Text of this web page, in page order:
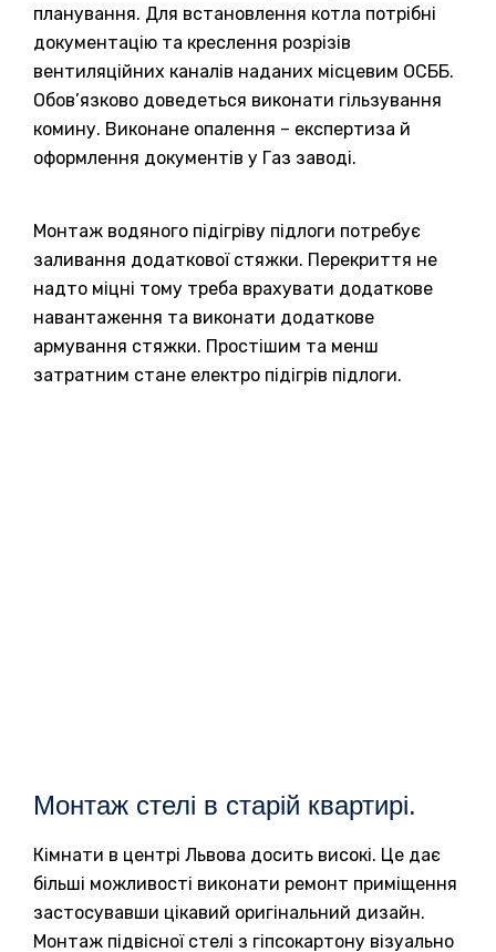
планування. Для встановлення котла потрібні
документацію та креслення розрізів
вентиляційних каналів наданих місцевим ОСББ.
Обов’язково доведеться виконати гільзування
комину. Виконане опалення – експертиза й
оформлення документів у Газ заводі.
Монтаж водяного підігріву підлоги потребує
заливання додаткової стяжки. Перекриття не
надто міцні тому треба врахувати додаткове
навантаження та виконати додаткове
армування стяжки. Простішим та менш
затратним стане електро підігрів підлоги.
Монтаж стелі в старій квартирі.
Кімнати в центрі Львова досить високі. Це дає
більші можливості виконати ремонт приміщення
застосувавши цікавий оригінальний дизайн.
Монтаж підвісної стелі з гіпсокартону візуально